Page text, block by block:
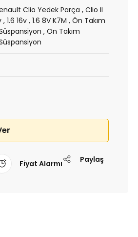
Clio Yedek Parça ,Clio II
,1.6 16v ,1.6 8V K7M ,Ön Takım
,Ön Takım
Fiyat Alarmı Paylaş